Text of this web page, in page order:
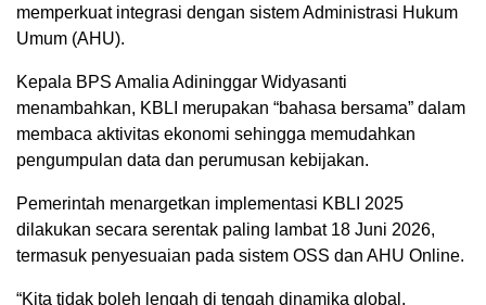
memperkuat integrasi dengan sistem Administrasi Hukum
Umum (AHU).
Kepala BPS Amalia Adininggar Widyasanti
menambahkan, KBLI merupakan “bahasa bersama” dalam
membaca aktivitas ekonomi sehingga memudahkan
pengumpulan data dan perumusan kebijakan.
Pemerintah menargetkan implementasi KBLI 2025
dilakukan secara serentak paling lambat 18 Juni 2026,
termasuk penyesuaian pada sistem OSS dan AHU Online.
“Kita tidak boleh lengah di tengah dinamika global.